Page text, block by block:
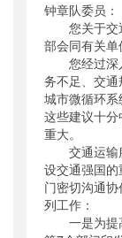
公开日期
主题词
机构分类
主题分类
公文类型
钟章队委员：
您关于交
部会同有关单
您经过深
务不足、交通
城市微循环系
这些建议十
重大。
交通运输
设交通强国
门密切沟通
列工作：
一是为提